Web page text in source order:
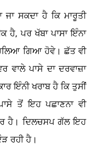
ਸਕਦਾ ਹੈ ਕਿ ਮਾਰੂਤੀ
ਹੈ, ਪਰ ਖੱਬਾ ਪਾਸਾ ਇੰਨਾ
ਗਿਆ ਹੋਵੇ। ਛੱਤ ਵੀ
ਪਾਸੇ ਦਾ ਦਰਵਾਜ਼ਾ
ਇੰਨੀ ਖਰਾਬ ਹੈ ਕਿ ਤੁਸੀਂ
ਤੋਂ ਇਹ ਪਛਾਣਨਾ ਵੀ
ਹੈ। ਦਿਲਚਸਪ ਗੱਲ ਇਹ
ਰਹੀ ਹੈ।